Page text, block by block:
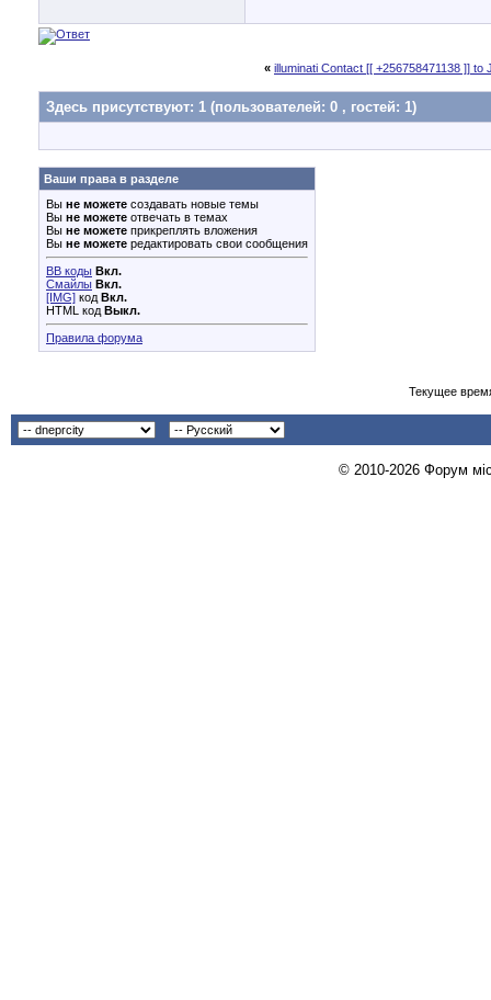
« illuminati Contact [[ +256758471138 ]]
Здесь присутствуют: 1 (пользователей: 0 , гостей: 1)
Ваши права в разделе
Вы не можете создавать новые темы
Вы не можете отвечать в темах
Вы не можете прикреплять вложения
Вы не можете редактировать свои сообщения
BB коды Вкл.
Смайлы Вкл.
[IMG] код Вкл.
HTML код Выкл.
Правила форума
Текущее
© 2010-2026 Форум